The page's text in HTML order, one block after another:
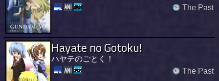
The Past
Hayate no Gotoku!
ハヤテのごとく！
The Past